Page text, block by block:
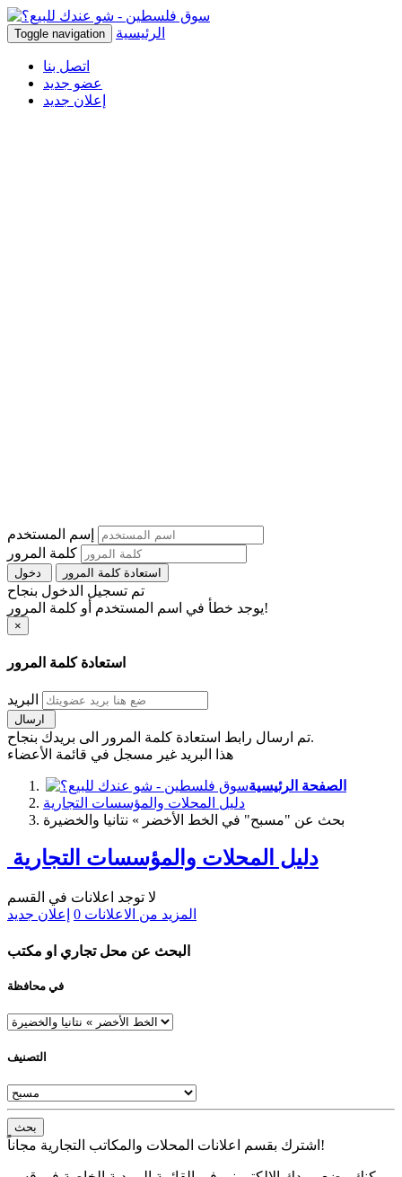
Toggle navigation الرئيسية
اتصل بنا
عضو جديد
إعلان جديد
إسم المستخدم
كلمة المرور
استعادة كلمة المرور
تم تسجيل الدخول بنجاح
يوجد خطأ في اسم المستخدم أو كلمة المرور!
×
استعادة كلمة المرور
البريد
تم ارسال رابط استعادة كلمة المرور الى بريدك بنجاح.
هذا البريد غير مسجل في قائمة الأعضاء
الصفحة الرئيسية
دليل المحلات والمؤسسات التجارية
بحث عن "مسبح" في الخط الأخضر » نتانيا والخضيرة
دليل المحلات والمؤسسات التجارية
لا توجد اعلانات في القسم
المزيد من الاعلانات 0 إعلان جديد
البحث عن محل تجاري او مكتب
في محافظة
التصنيف
بحث
اشترك بقسم اعلانات المحلات والمكاتب التجارية مجاناً!